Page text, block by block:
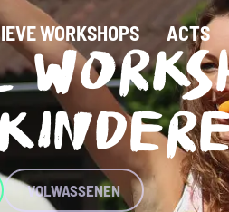
WORKSHOPS ACTS
VOLWASSENEN